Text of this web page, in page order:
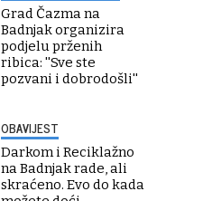
Grad Čazma na
Badnjak organizira
podjelu prženih
ribica: ''Sve ste
pozvani i dobrodošli''
OBAVIJEST
Darkom i Reciklažno
na Badnjak rade, ali
skraćeno. Evo do kada